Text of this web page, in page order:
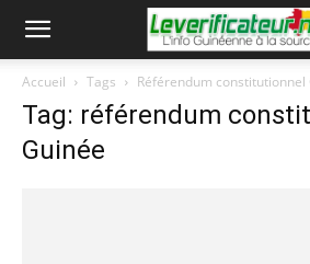
Accueil Tags Référendum constitutionnel
Tag: référendum
Guinée